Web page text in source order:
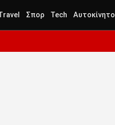
Σπορ Tech Αυτοκίνητο